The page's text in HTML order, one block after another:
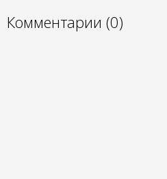
Комментарии (0)